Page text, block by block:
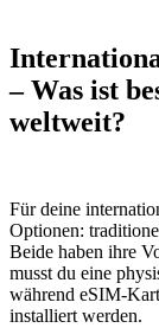
– Was ist
weltweit?
Für deine
Optionen:
Beide haben ihre
musst du eine
während eSIM-
installiert werden.